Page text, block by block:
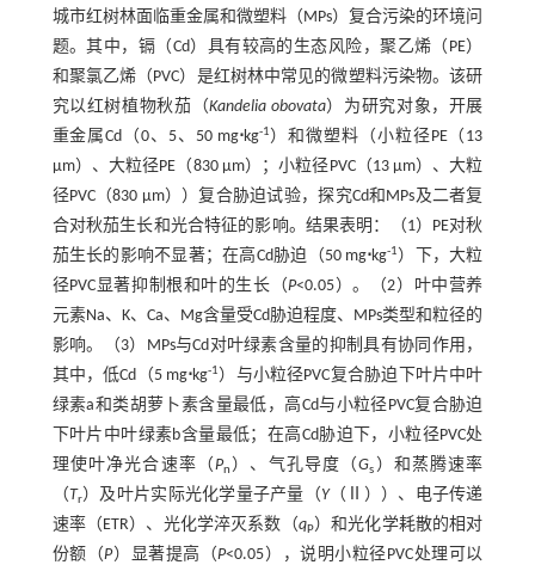
城市红树林面临重金属和微塑料（MPs）复合污染的环境问
题。其中，镉（Cd）具有较高的生态风险，聚乙烯（PE）
和聚氯乙烯（PVC）是红树林中常见的微塑料污染物。该研
究以红树植物秋茄（Kandelia obovata）为研究对象，开展
重金属Cd（0、5、50 mg⋅kg-1）和微塑料（小粒径PE（13
μm）、大粒径PE（830 μm）；小粒径PVC（13 μm）、大粒
径PVC（830 μm））复合胁迫试验，探究Cd和MPs及二者复
合对秋茄生长和光合特征的影响。结果表明：（1）PE对秋
茄生长的影响不显著；在高Cd胁迫（50 mg⋅kg-1）下，大粒
径PVC显著抑制根和叶的生长（P<0.05）。（2）叶中营养
元素Na、K、Ca、Mg含量受Cd胁迫程度、MPs类型和粒径的
影响。（3）MPs与Cd对叶绿素含量的抑制具有协同作用，
其中，低Cd（5 mg⋅kg-1）与小粒径PVC复合胁迫下叶片中叶
绿素a和类胡萝卜素含量最低，高Cd与小粒径PVC复合胁迫
下叶片中叶绿素b含量最低；在高Cd胁迫下，小粒径PVC处
理使叶净光合速率（Pn ）、气孔导度（Gs ）和蒸腾速率
（Tr）及叶片实际光化学量子产量（Y（Ⅱ））、电子传递
速率（ETR）、光化学淬灭系数（qP）和光化学耗散的相对
份额（P）显著提高（P<0.05），说明小粒径PVC处理可以